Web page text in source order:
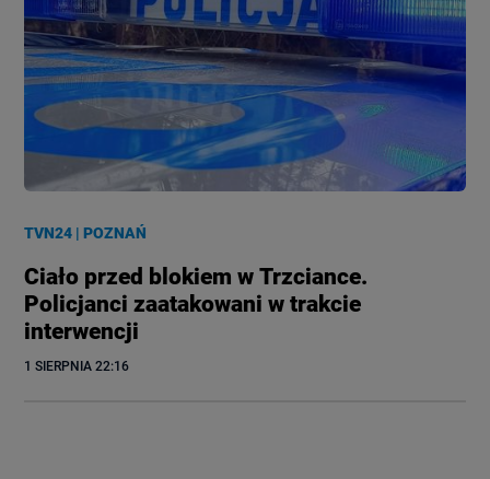
TVN24 |POZNAŃ
Ciało przed blokiem w Trzciance.
Policjanci zaatakowani w trakcie
interwencji
1 SIERPNIA 22:16